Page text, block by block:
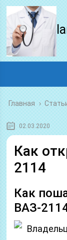
Главная ›
02.03.2020
Как
2114
Как
ВАЗ-